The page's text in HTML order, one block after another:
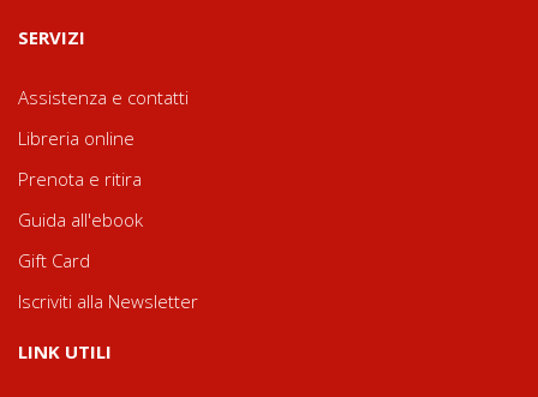
SERVIZI
Assistenza e contatti
Libreria online
Prenota e ritira
Guida all'ebook
Gift Card
Iscriviti alla Newsletter
LINK UTILI